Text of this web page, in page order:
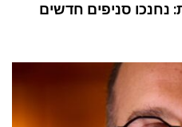
נחנכו סניפים חדשים